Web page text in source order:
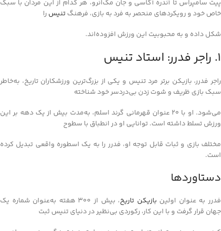
پیت سامپراس تا آندره آگاسی و جان مک‌انرو، هر کدام از این مردان با سبک
خاص خود و رویکردهای منحصر به فرد به بازی، فرهنگتنیس را
شکل داده و به محبوبیت این ورزش افزوده‌اند.
1. راجر فدرر: استاد تنیس
راجر فدرر، بازیکن برتر مرد تنیس و یکی از بزرگ‌ترین ورزشکاران تاریخ، به‌خاطر
سبک بازی ظریف و شوت زدن بی‌دردسر خود شناخته
می‌شود. او با 20 عنوان قهرمانی گرند اسلم، به‌مدت بیش از یک دهه بر این
ورزش تسلط داشته است. توانایی او در انطباق با سطوح
مختلف بازی و ثبات قابل توجه او، فدرر را به یک اسطوره واقعی تبدیل کرده
است.
دستاوردها
فدرر به‌ عنوان اولین بازیکن تاریخ
، بیش از 300 هفته به‌عنوان شماره یک
جهان قرار گرفت و با این کار، رکوردی بی‌نظیر در دنیای تنیس ثبت